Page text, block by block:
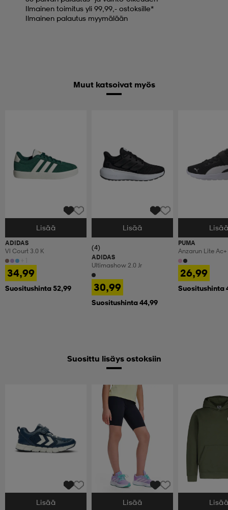
Ilmainen toimitus yli 99,99,- ostoksille*
Ilmainen palautus myymälään
Muut katsoivat myös
Valitse Koko
Lisää
ADIDAS
Vl Court 3.0 K
34,99
Suositushinta 52,99
Valitse Koko
Lisää
(4)
ADIDAS
Ultimashow 2.0 Jr
30,99
Suositushinta 44,99
Valitse Koko
PUMA
Anzarun Lite Ac+
26,99
Suositushinta
Suosittu lisäys ostoksiin
Valitse Koko
Lisää Valitse Koko
Lisää Valitse Koko